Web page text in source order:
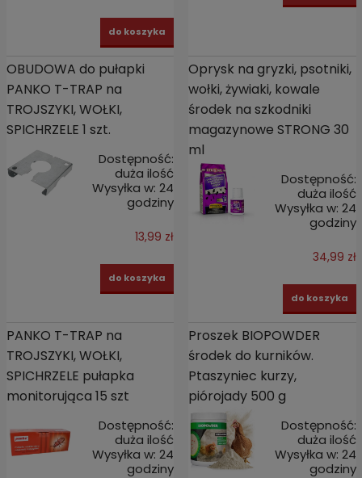
do koszyka
OBUDOWA do pułapki
PANKO T-TRAP na
TROJSZYKI, WOŁKI,
SPICHRZELE 1 szt.
Dostępność:
duża ilość
Wysyłka w: 24
godziny
13,99 zł
do koszyka
Oprysk na gryzki, psotniki,
wołki, żywiaki, kowale
środek na szkodniki
magazynowe STRONG 30
ml
Dostępność:
duża ilość
Wysyłka w: 24
godziny
34,99 zł
do koszyka
PANKO T-TRAP na
TROJSZYKI, WOŁKI,
SPICHRZELE pułapka
monitorująca 15 szt
Dostępność:
duża ilość
Wysyłka w: 24
godziny
Proszek BIOPOWDER
środek do kurników.
Ptaszyniec kurzy,
piórojady 500 g
Dostępność:
duża ilość
Wysyłka w: 24
godziny